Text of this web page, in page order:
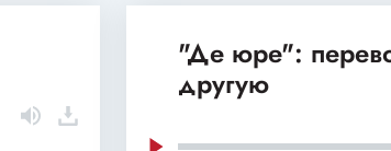
"Де юре":
другую